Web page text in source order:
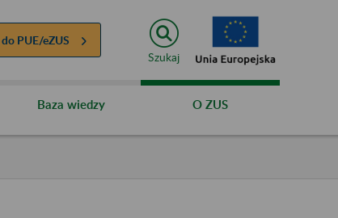
PUE/eZUS
Szukaj
Baza wiedzy O ZUS